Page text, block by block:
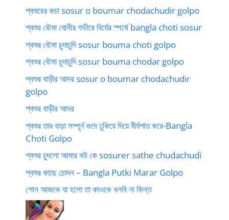
শ্বশুরের কচা sosur o boumar chodachudir golpo
শ্বশুর বৌমা যোনীর গভীরে বির্যের স্পর্ষে bangla choti sosur
শ্বশুর বৌমা চুদাচুদি sosur bouma choti golpo
শ্বশুর বৌমা চুদাচুদি sosur bouma chodar golpo
শ্বশুর বাড়ীর আদর sosur o boumar chodachudir
golpo
শ্বশুর বাড়ীর আদর
শ্বশুর তার বাড়া সম্পূর্ন গুদে ঢুকিয়ে দিয়ে বীর্যপাত করে-Bangla
Choti Golpo
শ্বশুর চুদলো আমার বউ কে sosurer sathe chudachudi
শ্বশুর কাছে চোদন – Bangla Putki Marar Golpo
শোন আজকে যা হলো তা কাওকে বলবি না কিন্ত